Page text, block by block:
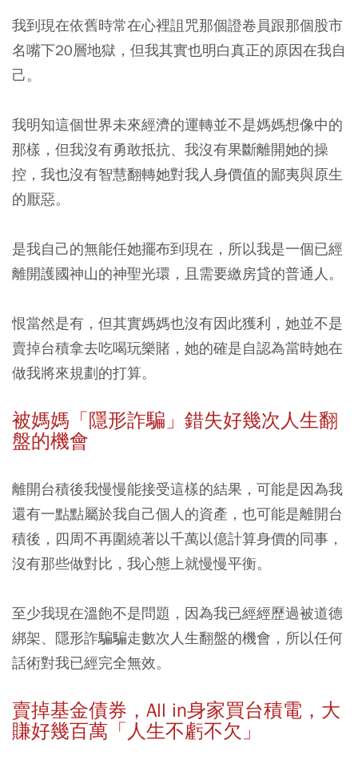
我到現在依舊時常在心裡詛咒那個證卷員跟那個股市
名嘴下20層地獄，但我其實也明白真正的原因在我自
己。
我明知這個世界未來經濟的運轉並不是媽媽想像中的
那樣，但我沒有勇敢抵抗、我沒有果斷離開她的操
控，我也沒有智慧翻轉她對我人身價值的鄙夷與原生
的厭惡。
是我自己的無能任她擺布到現在，所以我是一個已經
離開護國神山的神聖光環，且需要繳房貸的普通人。
恨當然是有，但其實媽媽也沒有因此獲利，她並不是
賣掉台積拿去吃喝玩樂賭，她的確是自認為當時她在
做我將來規劃的打算。
被媽媽「隱形詐騙」錯失好幾次人生翻
盤的機會
離開台積後我慢慢能接受這樣的結果，可能是因為我
還有一點點屬於我自己個人的資產，也可能是離開台
積後，四周不再圍繞著以千萬以億計算身價的同事，
沒有那些做對比，我心態上就慢慢平衡。
至少我現在溫飽不是問題，因為我已經經歷過被道德
綁架、隱形詐騙騙走數次人生翻盤的機會，所以任何
話術對我已經完全無效。
賣掉基金債券，All in身家買台積電，大
賺好幾百萬「人生不虧不欠」